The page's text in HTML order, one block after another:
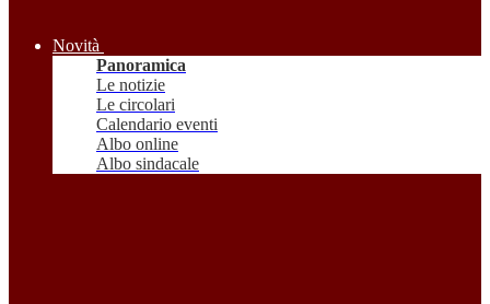
Novità
Panoramica
Le notizie
Le circolari
Calendario eventi
Albo online
Albo sindacale